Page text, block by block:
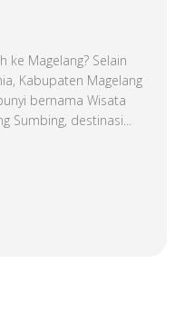
Magelang? Selain
Kabupaten Magelang
bernama Wisata
Sumbing, destinasi...